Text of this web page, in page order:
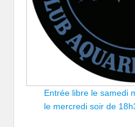
Entrée libre le samedi
le mercredi soir de